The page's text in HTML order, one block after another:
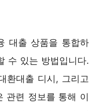
대출 상품을 통합하
수 있는 방법입니다.
환대출 디시, 그리고
관련 정보를 통해 이